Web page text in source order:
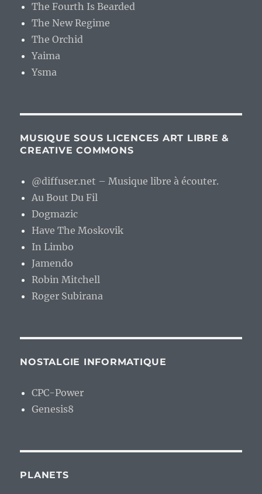
The Fourth Is Bearded
The New Regime
The Orchid
Yaima
Ysma
MUSIQUE SOUS LICENCES ART LIBRE &
CREATIVE COMMONS
@diffuser.net – Musique libre à écouter.
Au Bout Du Fil
Dogmazic
Have The Moskovik
In Limbo
Jamendo
Robin Mitchell
Roger Subirana
NOSTALGIE INFORMATIQUE
CPC-Power
Genesis8
PLANETS